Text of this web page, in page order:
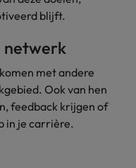
blijft.
netwerk
met andere
Ook van hen
feedback krijgen of
in je carrière.